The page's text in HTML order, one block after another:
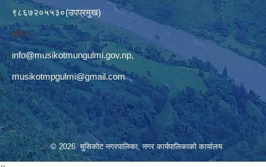
९८६७२०५५३०(उपप्रमुख)
इमेलः–
info@musikotmungulmi.gov.np,
musikotmpgulmi@gmail.com
© 2026 मुसिकोट नगरपालिका, नगर कार्यपालिकाकाे कार्यालय